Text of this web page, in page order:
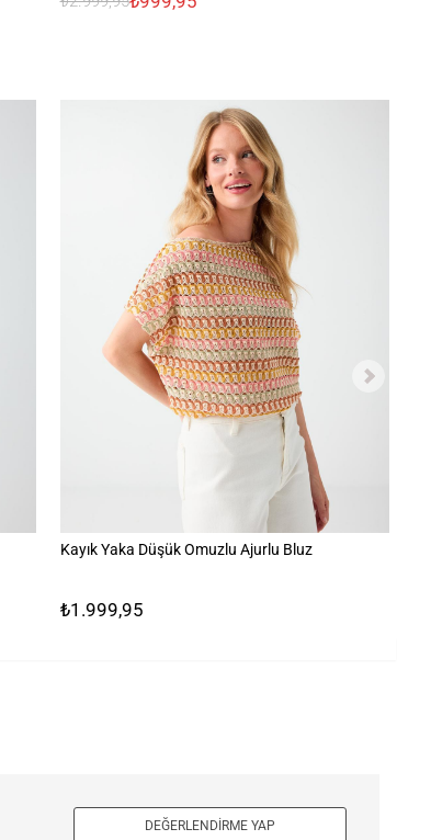
Kayık Yaka Düşük Omuzlu Ajurlu Bluz
₺1.999,95
DEĞERLENDIRME YAP